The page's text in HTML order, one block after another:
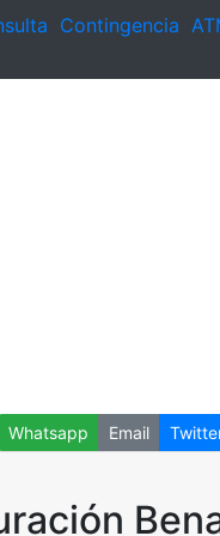
Contingencia
Whatsapp Email